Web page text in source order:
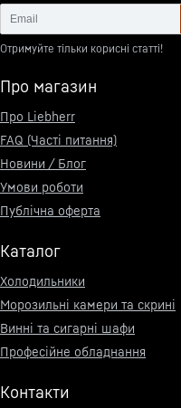
Отримуйте тільки корисні статті!
Про магазин
Про Liebherr
FAQ (Часті питання)
Новини / Блог
Умови роботи
Публічна оферта
Каталог
Холодильники
Морозильні камери та скрині
Винні та сигарні шафи
Професійне обладнання
Контакти